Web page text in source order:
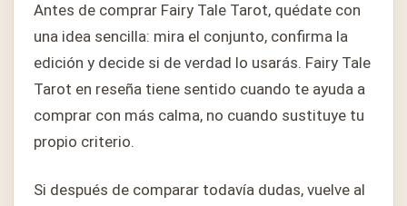
Antes de comprar Fairy Tale Tarot, quédate con
una idea sencilla: mira el conjunto, confirma la
edición y decide si de verdad lo usarás. Fairy Tale
Tarot en reseña tiene sentido cuando te ayuda a
comprar con más calma, no cuando sustituye tu
propio criterio.
Si después de comparar todavía dudas, vuelve al